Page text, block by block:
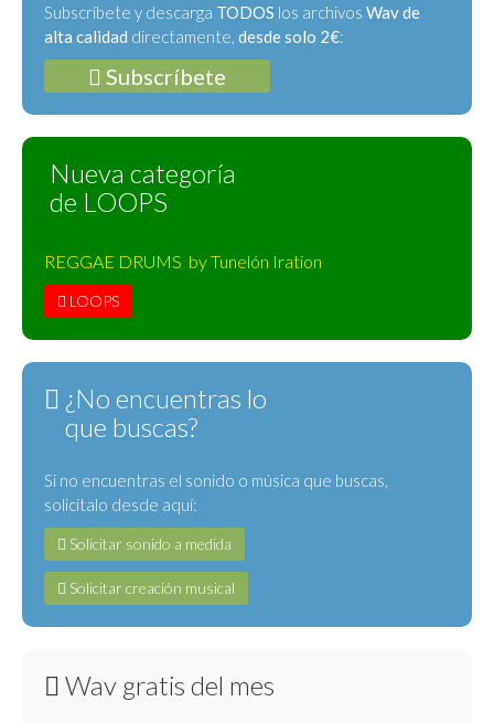
Subscríbete y descarga TODOS los archivos Wav de
alta calidad directamente, desde solo 2€:
Subscríbete
Nueva categoría
de LOOPS
REGGAE DRUMS by Tunelón Iration
LOOPS
¿No encuentras lo
que buscas?
Si no encuentras el sonido o música que buscas,
solicítalo desde aquí:
Solicitar sonido a medida
Solicitar creación musical
Wav gratis del mes